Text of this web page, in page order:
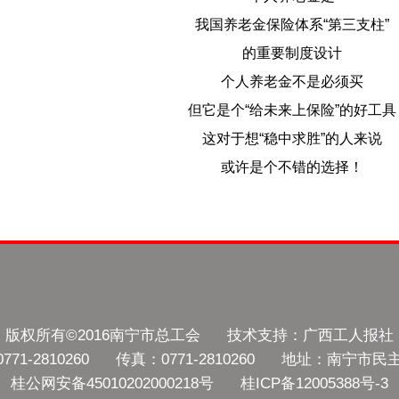
我国养老金保险体系“第三支柱”
的重要制度设计
个人养老金不是必须买
但它是个“给未来上保险”的好工具
这对于想“稳中求胜”的人来说
或许是个不错的选择！
版权所有©2016南宁市总工会 技术支持：广西工人报社
2810260 传真：0771-2810260 地址：南宁市民
桂公网安备45010202000218号 桂ICP备12005388号-3